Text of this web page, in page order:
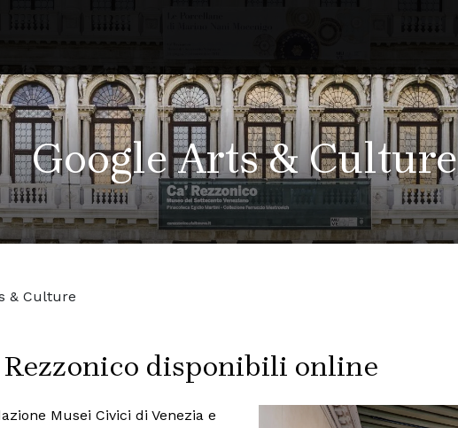
Google Arts & Culture
& Culture
disponibili online
Musei Civici di Venezia e